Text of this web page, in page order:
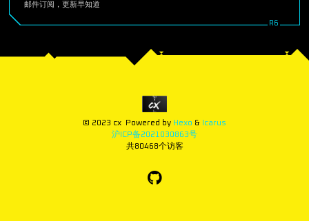
邮件订阅，更新早知道
© 2023 cx Powered by Hexo &
Icarus
沪ICP备2021030863号
共80468个访客